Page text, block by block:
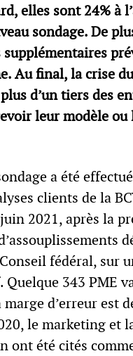
elles sont 24% à
sondage. De
supplémentaires
Au final, la crise
d’un tiers des
leur modèle
a été
clients de la
2021, après la
fédéral, sur
343 PME
d’erreur est
le marketing et
ont été cités